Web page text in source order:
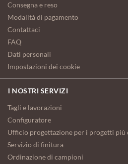
Consegna e reso
Modalità di pagamento
Contattaci
FAQ
Dati personali
Impostazioni dei cookie
I NOSTRI SERVIZI
Tagli e lavorazioni
Configuratore
Ufficio progettazione per i progetti più
Servizio di finitura
Ordinazione di campioni